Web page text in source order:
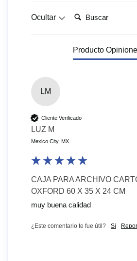
Ocultar Buscar:
Producto
LM
Cliente Verificado
LUZ M
Mexico City, MX
CAJA PARA ARCHIVO
OXFORD 60 X 35 X 24 CM
muy buena calidad
¿Este comentario te fue útil? Si